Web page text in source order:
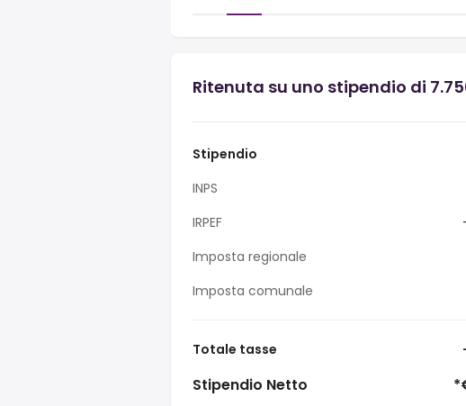
Ritenuta su uno stipendio di
Stipendio
INPS
IRPEF
Imposta regionale
Imposta comunale
Totale tasse
Stipendio Netto